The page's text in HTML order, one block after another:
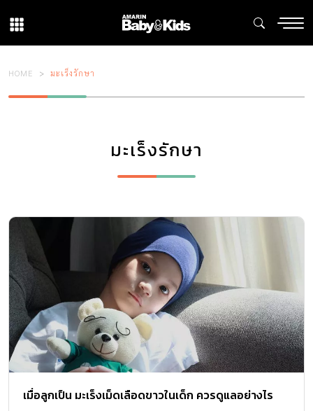
HOME มะเร็งรักษา
มะเร็งรักษา
เมื่อลูกเป็น มะเร็งเม็ดเลือดขาวในเด็ก ควรดูแลอย่างไร